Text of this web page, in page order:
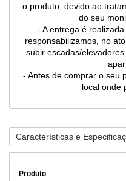
o produto, devido ao
do seu
- A entrega é
responsabilizamos, no
subir escadas/
- Antes de comprar o seu
local onde
Características e
Produto